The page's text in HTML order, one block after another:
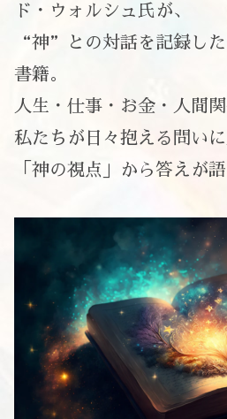
ド・ウォルシュ氏が、
“神”との対話を記録し
書籍。
人生・仕事・お金・人間
私たちが日々抱える問いに
「神の視点」から答えが